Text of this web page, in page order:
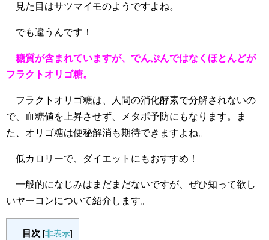
見た目はサツマイモのようですよね。
でも違うんです！
糖質が含まれていますが、でんぷんではなくほとんどが
フラクトオリゴ糖。
フラクトオリゴ糖は、人間の消化酵素で分解されないの
で、血糖値を上昇させず、メタボ予防にもなります。ま
た、オリゴ糖は便秘解消も期待できますよね。
低カロリーで、ダイエットにもおすすめ！
一般的になじみはまだまだないですが、ぜひ知って欲し
いヤーコンについて紹介します。
目次 [非表示]